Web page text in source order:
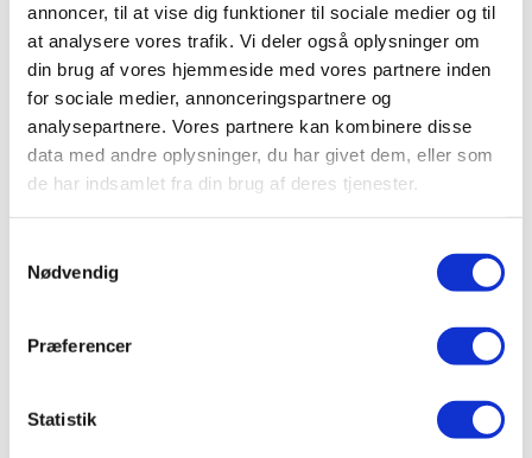
annoncer, til at vise dig funktioner til sociale medier og til
at analysere vores trafik. Vi deler også oplysninger om
din brug af vores hjemmeside med vores partnere inden
for sociale medier, annonceringspartnere og
analysepartnere. Vores partnere kan kombinere disse
data med andre oplysninger, du har givet dem, eller som
de har indsamlet fra din brug af deres tjenester.
Nødvendig
Præferencer
Statistik
Gælder også hos din lokale forhandler!
Du kan også deltage i konkurrencen hos din lokale
forhandler. Det eneste du skal gøre er at tage et
billede af din kvittering, når du har handlet og